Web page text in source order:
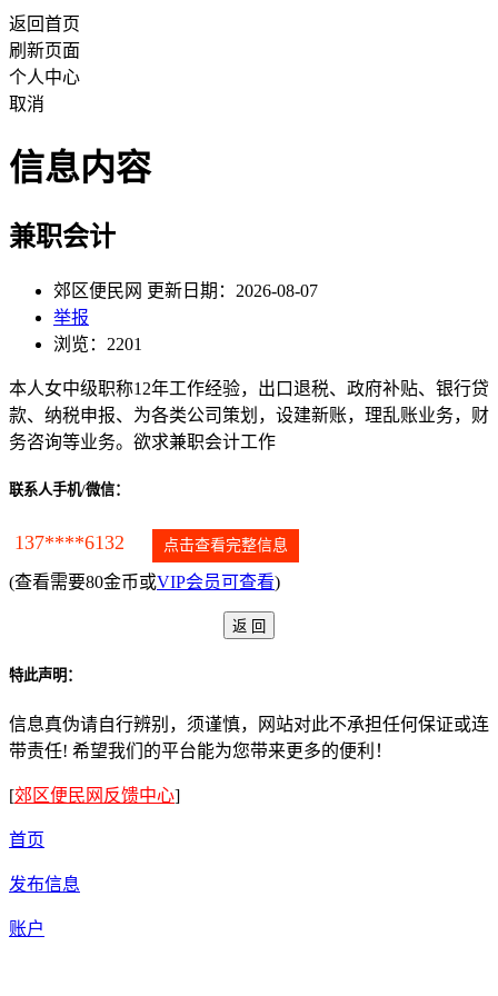
返回首页
刷新页面
个人中心
取消
信息内容
兼职会计
郊区便民网 更新日期：2026-08-07
举报
浏览：2201
本人女中级职称12年工作经验，出口退税、政府补贴、银行贷
款、纳税申报、为各类公司策划，设建新账，理乱账业务，财
务咨询等业务。欲求兼职会计工作
联系人手机/微信：
137****6132 点击查看完整信息
(查看需要80金币或VIP会员可查看)
特此声明：
信息真伪请自行辨别，须谨慎，网站对此不承担任何保证或连
带责任! 希望我们的平台能为您带来更多的便利！
[郊区便民网反馈中心]
首页
发布信息
账户